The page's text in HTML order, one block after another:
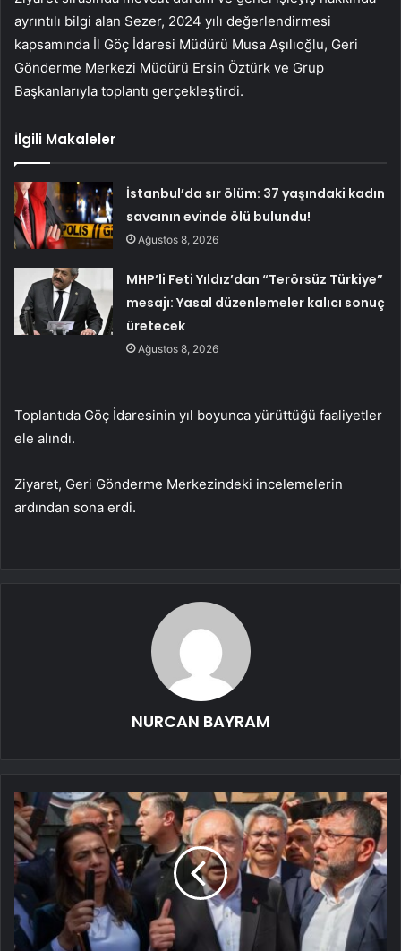
ayrıntılı bilgi alan Sezer, 2024 yılı değerlendirmesi
kapsamında İl Göç İdaresi Müdürü Musa Aşılıoğlu, Geri
Gönderme Merkezi Müdürü Ersin Öztürk ve Grup
Başkanlarıyla toplantı gerçekleştirdi.
İlgili Makaleler
İstanbul’da sır ölüm: 37 yaşındaki kadın
savcının evinde ölü bulundu!
Ağustos 8, 2026
MHP’li Feti Yıldız’dan “Terörsüz Türkiye”
mesajı: Yasal düzenlemeler kalıcı sonuç
üretecek
Ağustos 8, 2026
Toplantıda Göç İdaresinin yıl boyunca yürüttüğü faaliyetler
ele alındı.
Ziyaret, Geri Gönderme Merkezindeki incelemelerin
ardından sona erdi.
NURCAN BAYRAM